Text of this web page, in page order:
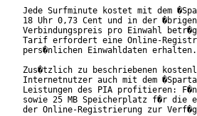
Jede Surfminute kostet mit dem
18 Uhr 0,73 Cent und in der
Verbindungspreis pro Einwahl
Tarif erfordert eine Online-
pers�nlichen Einwahldaten erhalten.
Zus�tzlich zu beschriebenen
Internetnutzer auch mit dem
Leistungen des PIA profitieren:
sowie 25 MB Speicherplatz f�r die
der Online-Registrierung zur